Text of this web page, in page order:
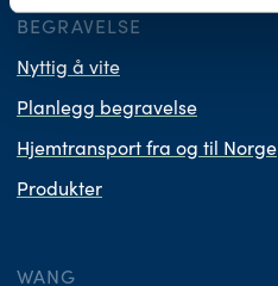
BEGRAVELSE
Nyttig å vite
Planlegg begravelse
Hjemtransport fra og til Norge
Produkter
WANG